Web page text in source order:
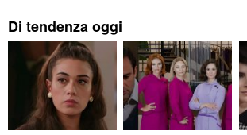
Di tendenza oggi